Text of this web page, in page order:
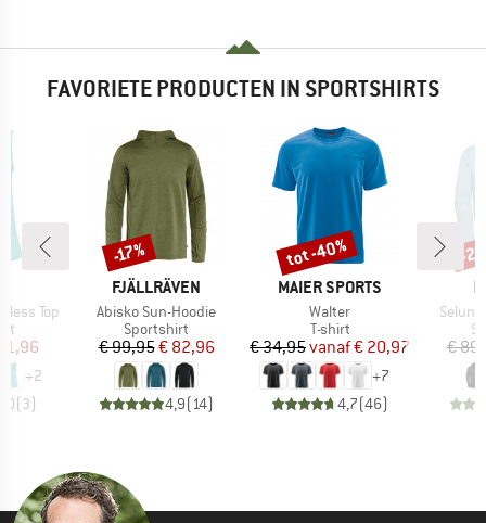
FAVORIETE PRODUCTEN IN SPORTSHIRTS
Top
prijs
+2
(3)
MERK
FJÄLLRÄVEN
Artikel
Abisko Sun-Hoodie
Productgroep
Sportshirt
Prijs
€ 99,95Verlaagde prijs
€ 82,96
4,9(14)
Korting
-17%
MERK
MAIER SPORTS
Artikel
Walter
Productgroep
T-shirt
Prijs
€ 34,95 Verlaagde prijs
vanaf€ 20,97
+7
4,7(46)
Korting
tot -40%
Artikel
Selun
€
-